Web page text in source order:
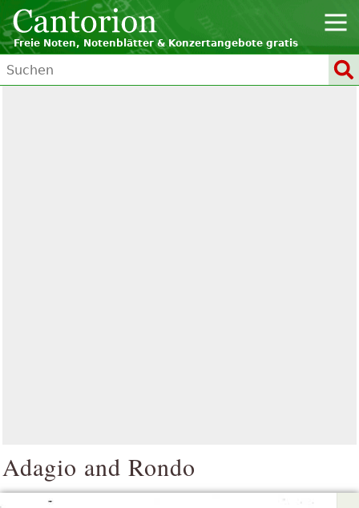
Freie Noten, Notenblätter & Konzertangebote gratis
Adagio and Rondo